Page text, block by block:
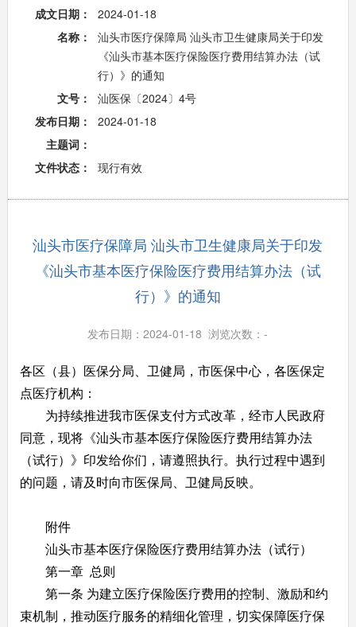
成文日期：
2024-01-18
名称：
汕头市医疗保障局 汕头市卫生健康局关于印发
《汕头市基本医疗保险医疗费用结算办法（试
行）》的通知
文号：
汕医保〔2024〕4号
发布日期：
2024-01-18
主题词：
文件状态：
现行有效
汕头市医疗保障局 汕头市卫生健康局关于印发
《汕头市基本医疗保险医疗费用结算办法（试
行）》的通知
发布日期：2024-01-18 浏览次数：-
各区（县）医保分局、卫健局，市医保中心，各医保定
点医疗机构：
为持续推进我市医保支付方式改革，经市人民政府
同意，现将《汕头市基本医疗保险医疗费用结算办法
（试行）》印发给你们，请遵照执行。执行过程中遇到
的问题，请及时向市医保局、卫健局反映。
附件
汕头市基本医疗保险医疗费用结算办法（试行）
第一章 总则
第一条 为建立医疗保险医疗费用的控制、激励和约
束机制，推动医疗服务的精细化管理，切实保障医疗保